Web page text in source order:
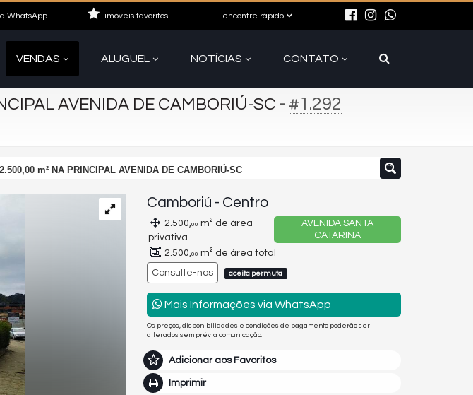
WhatsApp encontre rápido
imóveis favoritos
VENDAS ALUGUEL NOTÍCIAS CONTATO
AVENIDA DE CAMBORIÚ-SC - #1.292
m² NA PRINCIPAL AVENIDA DE CAMBORIÚ-SC
Camboriú - Centro
AVENIDA SANTA
CATARINA
2.500,00 m² de área
privativa
2.500,00 m² de área total
Consulte-nos
aceita permuta
Mais Informações via WhatsApp
Os preços, disponibilidades e condições de pagamento poderão ser
alterados sem prévia comunicação.
Adicionar aos Favoritos
Imprimir